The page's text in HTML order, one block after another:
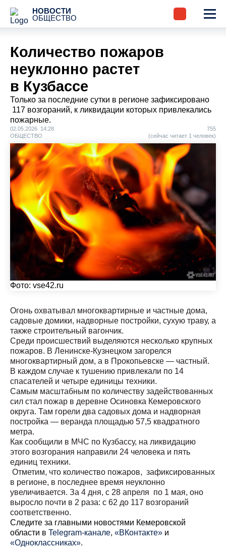
НОВОСТИ
ОБЩЕСТВО
Количество пожаров
неуклонно растет
в Кузбассе
Только за последние сутки в регионе зафиксировано
117 возгораний, к ликвидации которых привлекались
пожарные.
02.05.2026 14:28
ОБЩЕСТВО
755
(сейчас читает 1 человек)
Фото: vse42.ru
Огонь охватывал многоквартирные и частные дома,
садовые домики, надворные постройки, сухую траву, а
также строительный вагончик.
Среди происшествий выделяются несколько крупных
пожаров. В Ленинске-Кузнецком загорелся
многоквартирный дом, а в Прокопьевске — частный.
В каждом случае к тушению привлекали по 14
спасателей и четыре единицы техники.
Самым масштабным по количеству задействованных
сил стал пожар в деревне Осиновка Кемеровского
округа. Там горели два садовых дома и надворная
постройка — веранда площадью 57,5 квадратного
метра.
Как сообщили в МЧС по Кузбассу, на ликвидацию
этого возгорания направили 24 человека и пять
единиц техники.
Отметим, что количество пожаров, зафиксированных
в регионе, в последнее время неуклонно
увеличивается. За 4 дня, с 28 апреля по 1 мая, оно
выросло почти в 2 раза: с 62 до 117 возгораний
соответственно.
Cледите за главными новостями Кемеровской
области в Telegram-канале, «ВКонтакте» и
«Одноклассниках».